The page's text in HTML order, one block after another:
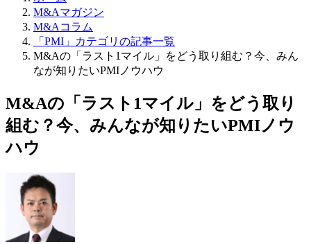
M&Aマガジン
M&Aコラム
「PMI」カテゴリの記事一覧
M&Aの「ラスト1マイル」をどう取り組む？今、みん
なが知りたいPMIノウハウ
M&Aの「ラスト1マイル」をどう取り
組む？今、みんなが知りたいPMIノウ
ハウ